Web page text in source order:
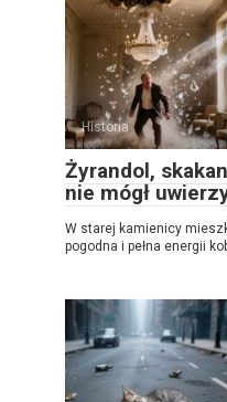
Historia
Żyrandol,
nie mógł
W starej kamienicy
pogodna i pełna energii